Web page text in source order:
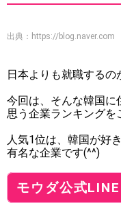
出典： https://blog.naver.com
日本よりも就職するの
今回は、そんな韓国に
思う企業ランキングを
人気1位は、韓国が好
有名な企業です(^^)
モウダ公式